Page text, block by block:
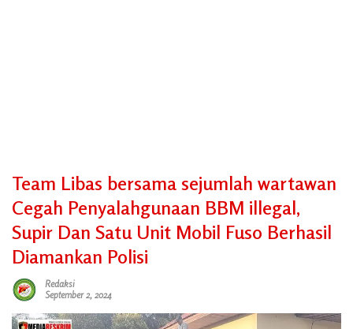
Team Libas bersama sejumlah wartawan
Cegah Penyalahgunaan BBM illegal,
Supir Dan Satu Unit Mobil Fuso Berhasil
Diamankan Polisi
Redaksi
September 2, 2024